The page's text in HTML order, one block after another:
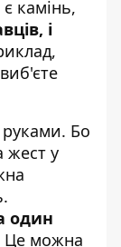
камінь,
і
руками. Бо
жест у
один
Це можна